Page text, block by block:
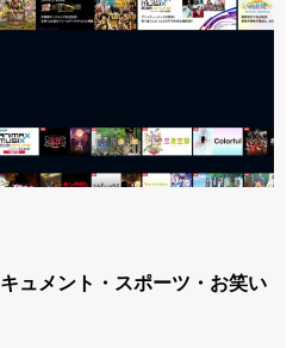
ュメント・スポーツ・お笑い